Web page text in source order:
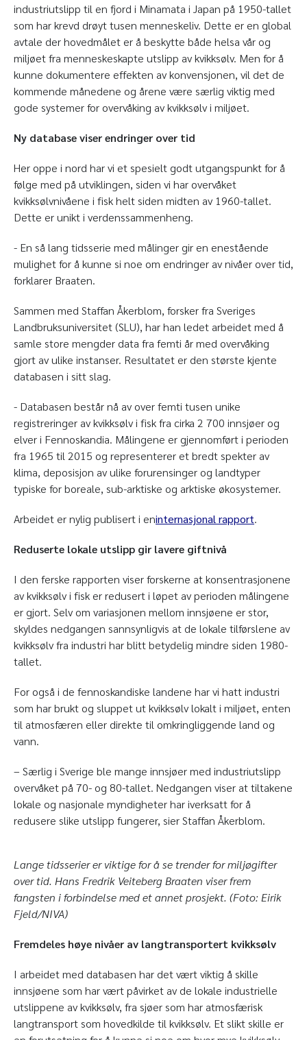
industriutslipp til en fjord i Minamata i Japan på 1950-tallet
som har krevd drøyt tusen menneskeliv. Dette er en global
avtale der hovedmålet er å beskytte både helsa vår og
miljøet fra menneskeskapte utslipp av kvikksølv. Men for å
kunne dokumentere effekten av konvensjonen, vil det de
kommende månedene og årene være særlig viktig med
gode systemer for overvåking av kvikksølv i miljøet.
Ny database viser endringer over tid
Her oppe i nord har vi et spesielt godt utgangspunkt for å
følge med på utviklingen, siden vi har overvåket
kvikksølvnivåene i fisk helt siden midten av 1960-tallet.
Dette er unikt i verdenssammenheng.
- En så lang tidsserie med målinger gir en enestående
mulighet for å kunne si noe om endringer av nivåer over tid,
forklarer Braaten.
Sammen med Staffan Åkerblom, forsker fra Sveriges
Landbruksuniversitet (SLU), har han ledet arbeidet med å
samle store mengder data fra femti år med overvåking
gjort av ulike instanser. Resultatet er den største kjente
databasen i sitt slag.
- Databasen består nå av over femti tusen unike
registreringer av kvikksølv i fisk fra cirka 2 700 innsjøer og
elver i Fennoskandia. Målingene er gjennomført i perioden
fra 1965 til 2015 og representerer et bredt spekter av
klima, deposisjon av ulike forurensinger og landtyper
typiske for boreale, sub-arktiske og arktiske økosystemer.
Arbeidet er nylig publisert i eninternasjonal rapport.
Reduserte lokale utslipp gir lavere giftnivå
I den ferske rapporten viser forskerne at konsentrasjonene
av kvikksølv i fisk er redusert i løpet av perioden målingene
er gjort. Selv om variasjonen mellom innsjøene er stor,
skyldes nedgangen sannsynligvis at de lokale tilførslene av
kvikksølv fra industri har blitt betydelig mindre siden 1980-
tallet.
For også i de fennoskandiske landene har vi hatt industri
som har brukt og sluppet ut kvikksølv lokalt i miljøet, enten
til atmosfæren eller direkte til omkringliggende land og
vann.
– Særlig i Sverige ble mange innsjøer med industriutslipp
overvåket på 70- og 80-tallet. Nedgangen viser at tiltakene
lokale og nasjonale myndigheter har iverksatt for å
redusere slike utslipp fungerer, sier Staffan Åkerblom.
Lange tidsserier er viktige for å se trender for miljøgifter
over tid. Hans Fredrik Veiteberg Braaten viser frem
fangsten i forbindelse med et annet prosjekt. (Foto: Eirik
Fjeld/NIVA)
Fremdeles høye nivåer av langtransportert kvikksølv
I arbeidet med databasen har det vært viktig å skille
innsjøene som har vært påvirket av de lokale industrielle
utslippene av kvikksølv, fra sjøer som har atmosfærisk
langtransport som hovedkilde til kvikksølv. Et slikt skille er